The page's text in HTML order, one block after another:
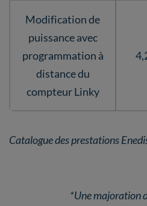
Modification de
puissance avec
programmation à
distance du
compteur Linky
Catalogue des prestations
*Une majoration